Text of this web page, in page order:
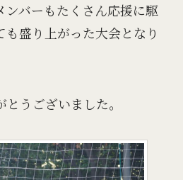
ンバーもたくさん応援に駆
盛り上がった大会となり
うございました。